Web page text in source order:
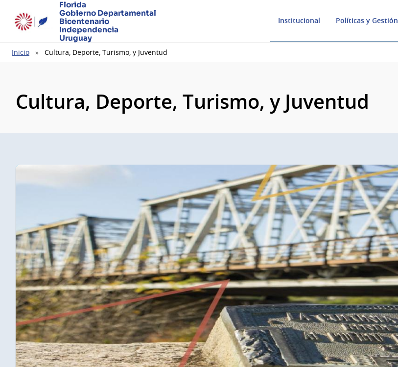
Florida
Gobierno Departamental
Bicentenario
Independencia
Uruguay
Institucional Políticas y Gestión
Ruta
Inicio Cultura, Deporte, Turismo, y Juventud
Cultura, Deporte, Turismo, y Juventud